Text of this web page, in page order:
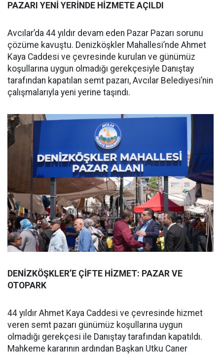
PAZARI YENİ YERİNDE HİZMETE AÇILDI
Avcılar’da 44 yıldır devam eden Pazar Pazarı sorunu
çözüme kavuştu. Denizköşkler Mahallesi’nde Ahmet
Kaya Caddesi ve çevresinde kurulan ve günümüz
koşullarına uygun olmadığı gerekçesiyle Danıştay
tarafından kapatılan semt pazarı, Avcılar Belediyesi’nin
çalışmalarıyla yeni yerine taşındı.
DENİZKÖŞKLER’E ÇİFTE HİZMET: PAZAR VE
OTOPARK
44 yıldır Ahmet Kaya Caddesi ve çevresinde hizmet
veren semt pazarı günümüz koşullarına uygun
olmadığı gerekçesi ile Danıştay tarafından kapatıldı.
Mahkeme kararının ardından Başkan Utku Caner